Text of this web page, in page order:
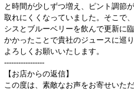
と時間が少しずつ増え、ピント調節
取れにくくなっていました。そこで
シスとブルーベリーを飲んで更新に
かかったことで貴社のジュースに巡
よろしくお願いいたします。
-----------------
【お店からの返信】
この度は、素敵なお声をお寄せいた